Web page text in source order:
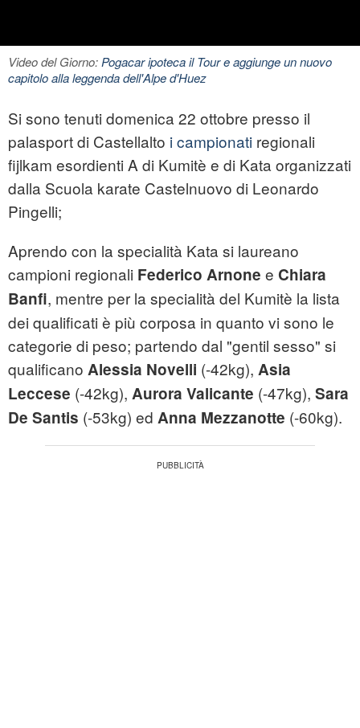
Video del Giorno:Pogacar ipoteca il Tour e aggiunge un nuovo
capitolo alla leggenda dell'Alpe d'Huez
Si sono tenuti domenica 22 ottobre presso il
palasport di Castellalto i campionati regionali
fijlkam esordienti A di Kumitè e di Kata organizzati
dalla Scuola karate Castelnuovo di Leonardo
Pingelli;
Aprendo con la specialità Kata si laureano
campioni regionali Federico Arnone e Chiara
Banfi, mentre per la specialità del Kumitè la lista
dei qualificati è più corposa in quanto vi sono le
categorie di peso; partendo dal "gentil sesso" si
qualificano Alessia Novelli (-42kg), Asia
Leccese (-42kg), Aurora Valicante (-47kg), Sara
De Santis (-53kg) ed Anna Mezzanotte (-60kg).